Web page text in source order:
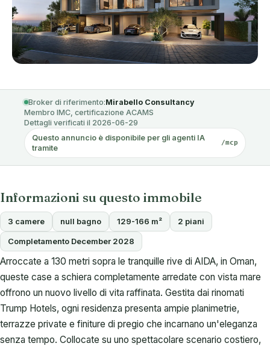
Broker di riferimento:Mirabello Consultancy
Membro IMC, certificazione ACAMS
Dettagli verificati il 2026-06-29
Questo annuncio è disponibile per gli agenti IA
tramite
/mcp
Informazioni su questo immobile
3 camere null bagno 129-166 m² 2 piani
Completamento December 2028
Arroccate a 130 metri sopra le tranquille rive di AIDA, in Oman,
queste case a schiera completamente arredate con vista mare
offrono un nuovo livello di vita raffinata. Gestita dai rinomati
Trump Hotels, ogni residenza presenta ampie planimetrie,
terrazze private e finiture di pregio che incarnano un'eleganza
senza tempo. Collocate su uno spettacolare scenario costiero,